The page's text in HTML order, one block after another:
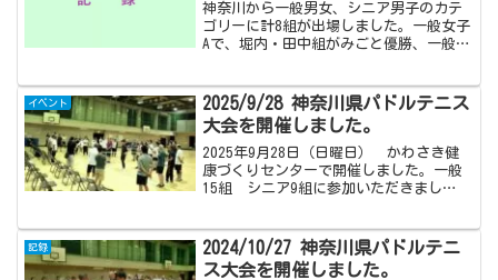
神奈川から一般男女、シニア男子のカテ
ゴリーに計8組が出場しました。一般女子
Aで、堀内・田中組がみごと優勝、一般男
パドルテニス大会 (2023/7/30 於 中
野区立...
イベント
2025/9/28 神奈川県パドルテニス
大会を開催しました。
2025年9月28日（日曜日） かわさき健
康づくりセンターで開催しました。一般
15組 シニア9組に参加いただきまし
ます。準備・運営をお手伝いいただいた
方、参加いただいた...
記録
2024/10/27 神奈川県パドルテニ
ス大会を開催しました。